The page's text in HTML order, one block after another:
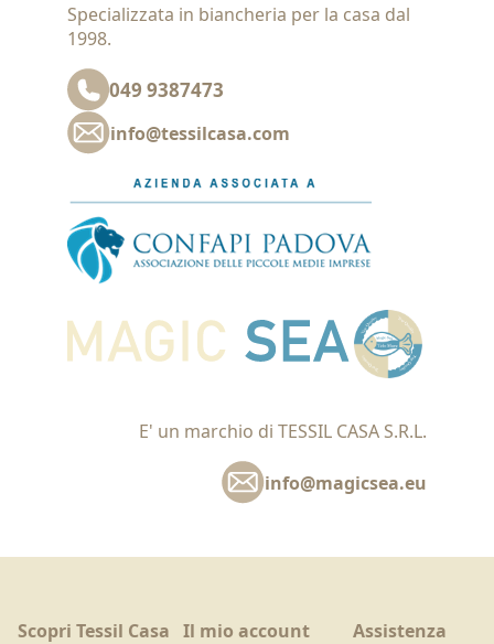
Specializzata in biancheria per la casa dal
1998.
049 9387473
info@tessilcasa.com
E' un marchio di TESSIL CASA S.R.L.
info@magicsea.eu
Scopri Tessil Casa Il mio account
Assistenza